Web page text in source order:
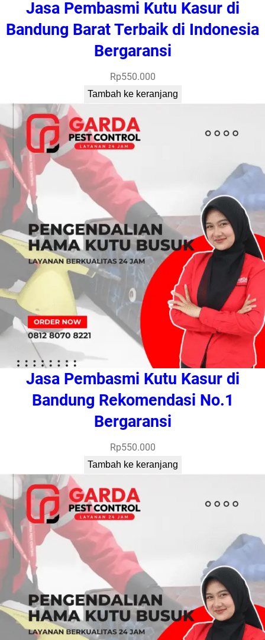
Jasa Pembasmi Kutu Kasur di
Bandung Barat Terbaik di Indonesia
Bergaransi
Rp550.000
Tambah ke keranjang
Jasa Pembasmi Kutu Kasur di
Bandung Rekomendasi No.1
Bergaransi
Rp550.000
Tambah ke keranjang